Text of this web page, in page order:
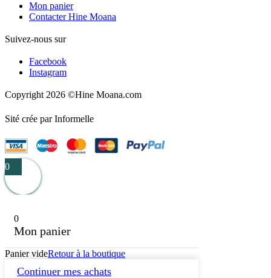
Mon panier
Contacter Hine Moana
Suivez-nous sur
Facebook
Instagram
Copyright 2026 ©Hine Moana.com
Sité crée par Informelle
0
0
Mon panier
Panier videRetour à la boutique
Continuer mes achats